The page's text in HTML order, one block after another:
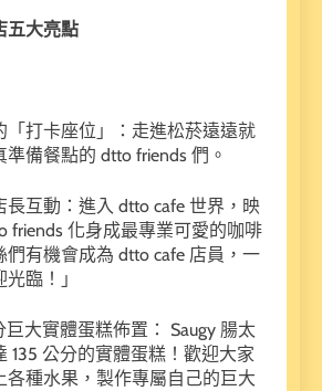
五大亮點
「打卡座位」：走進松菸遠遠就
備餐點的 dtto friends 們。
長互動：進入 dtto cafe 世界，映
friends 化身成最專業可愛的咖啡
們有機會成為 dtto cafe 店員，一
臨！」
巨大實體蛋糕佈置： Saugy 腸太
135 公分的實體蛋糕！歡迎大家
各種水果，製作專屬自己的巨大